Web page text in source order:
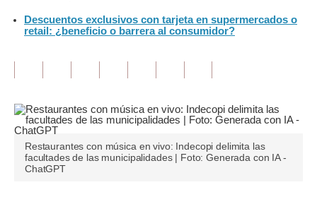
Opinión
Pregunta de hoy
Blogs
Tendencias
Lujo
Descuentos exclusivos con tarjeta en supermercados o
retail: ¿beneficio o barrera al consumidor?
Restaurantes con música en vivo: Indecopi delimita las
facultades de las municipalidades | Foto: Generada con IA -
ChatGPT